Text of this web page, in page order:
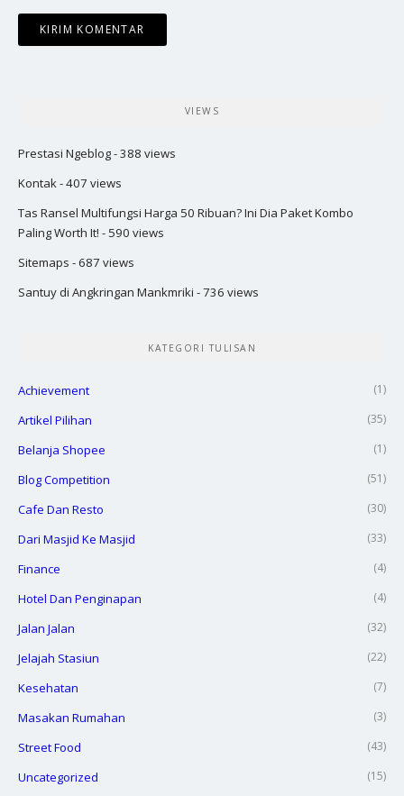
VIEWS
Prestasi Ngeblog- 388 views
Kontak- 407 views
Tas Ransel Multifungsi Harga 50 Ribuan? Ini Dia Paket Kombo
Paling Worth It! - 590 views
Sitemaps - 687 views
Santuy di Angkringan Mankmriki - 736 views
KATEGORI TULISAN
Achievement (1)
Artikel Pilihan (35)
Belanja Shopee (1)
Blog Competition (51)
Cafe Dan Resto (30)
Dari Masjid Ke Masjid (33)
Finance (4)
Hotel Dan Penginapan (4)
Jalan Jalan (32)
Jelajah Stasiun (22)
Kesehatan (7)
Masakan Rumahan (3)
Street Food (43)
Uncategorized (15)